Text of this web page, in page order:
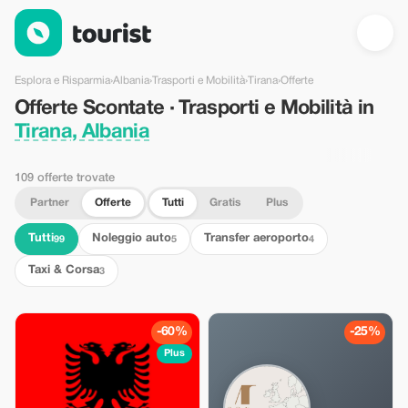
Offerte Scontate · Trasporti e Mobilità in Tirana, Albania —
Esplora e Risparmia›Albania›Trasporti e Mobilità›Tirana›Offerte
Offerte Scontate · Trasporti e Mobilità in
Tirana, Albania
109 offerte trovate
Partner Offerte Tutti Gratis Plus
Tutti99 Noleggio auto5 Transfer aeroporto4
Taxi & Corsa3
-60%
Plus
-25%